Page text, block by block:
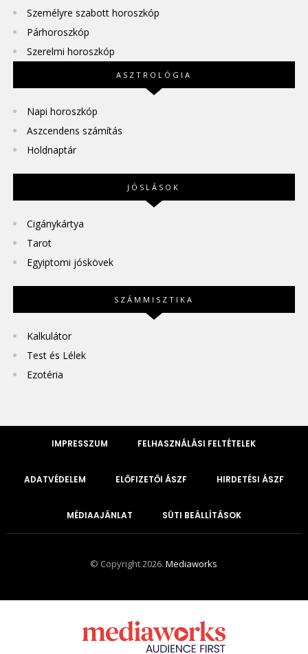
Személyre szabott horoszkóp
Párhoroszkóp
Szerelmi horoszkóp
ASZTROLÓGIA
Napi horoszkóp
Aszcendens számítás
Holdnaptár
JÓSLÁSOK
Cigánykártya
Tarot
Egyiptomi jóskövek
SZÁMMISZTIKA
Kalkulátor
Test és Lélek
Ezotéria
IMPRESSZUM FELHASZNÁLÁSI FELTÉTELEK
ADATVÉDELEM ELŐFIZETŐI ÁSZF HIRDETÉSI ÁSZF
MÉDIAAJÁNLAT SÜTI BEÁLLÍTÁSOK
© Copyright 2026.Mediaworks